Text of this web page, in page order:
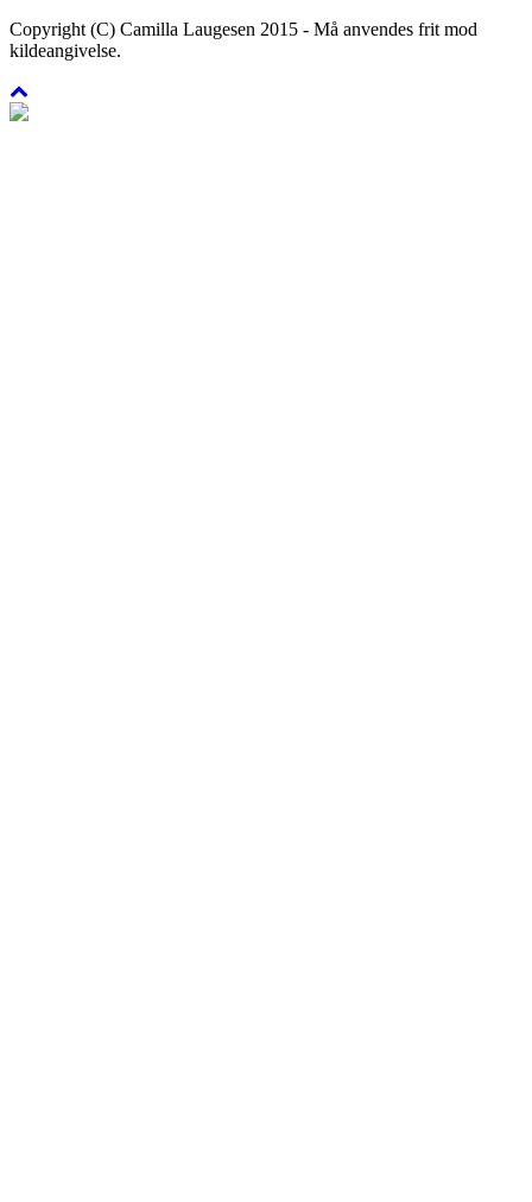
Copyright (C) Camilla Laugesen 2015 - Må anvendes frit mod
kildeangivelse.